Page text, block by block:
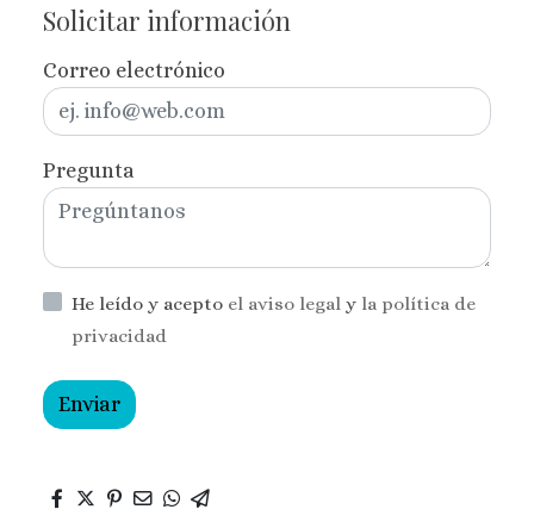
Solicitar información
Correo electrónico
Pregunta
He leído y acepto el aviso legal y la política de
privacidad
Enviar